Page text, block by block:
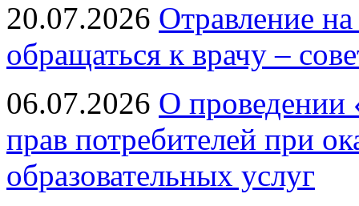
20.07.2026 Отравление
обращаться к врачу –
06.07.2026 О проведении
прав потребителей при
образовательных услуг